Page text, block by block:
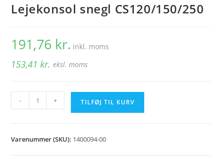
Lejekonsol snegl CS120/150/250
191,76 kr. inkl. moms
153,41kr. eksl. moms
Lejekonsol
snegl
- + TILFØJ TIL KURV
Varenummer (SKU): 1400094-00